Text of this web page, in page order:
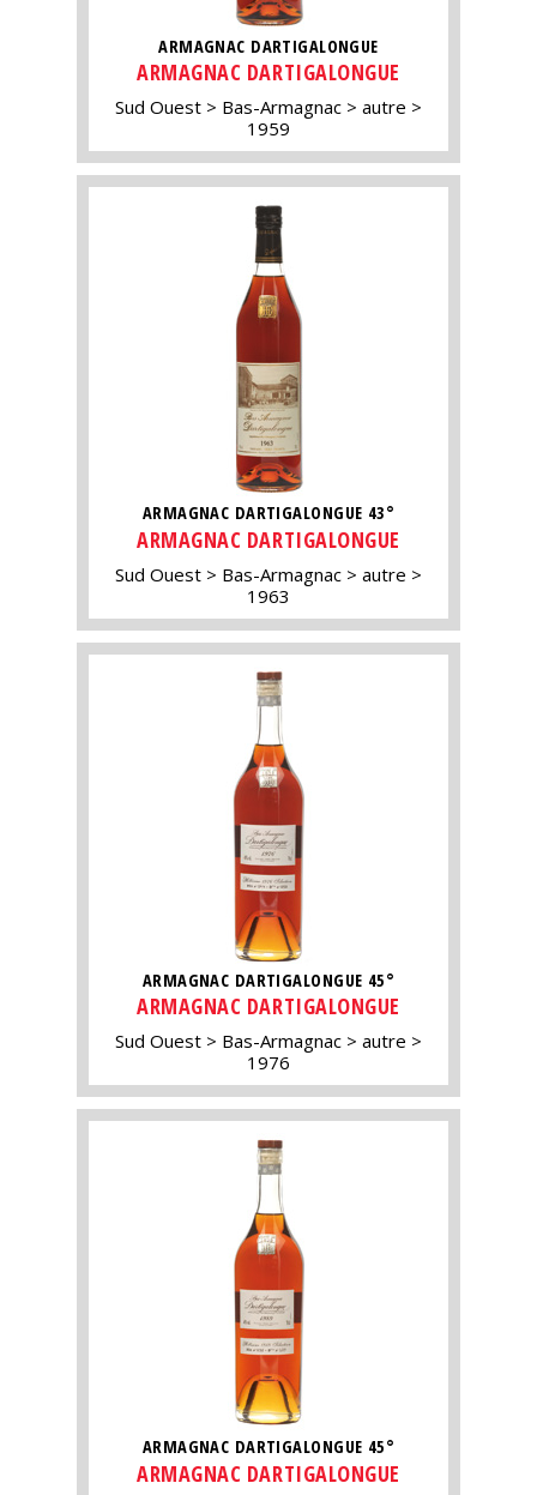
ARMAGNAC DARTIGALONGUE
ARMAGNAC DARTIGALONGUE
Sud Ouest Bas-Armagnac
autre
1959
ARMAGNAC DARTIGALONGUE 43°
ARMAGNAC DARTIGALONGUE
Sud Ouest Bas-Armagnac
autre
1963
ARMAGNAC DARTIGALONGUE 45°
ARMAGNAC DARTIGALONGUE
Sud Ouest Bas-Armagnac
autre
1976
ARMAGNAC DARTIGALONGUE 45°
ARMAGNAC DARTIGALONGUE